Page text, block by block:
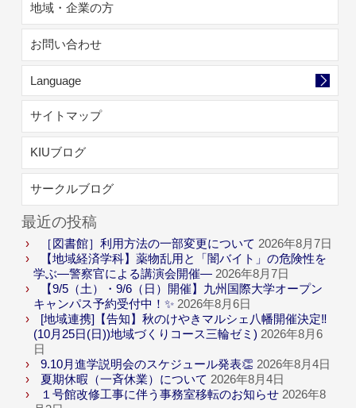
地域・企業の方
お問い合わせ
Language
サイトマップ
KIUブログ
サークルブログ
最近の投稿
［図書館］利用方法の一部変更について 2026年8月7日
【地域経済学科】薬物乱用と「闇バイト」の危険性を
学ぶ―警察官による講演会開催― 2026年8月7日
【9/5（土）・9/6（日）開催】九州国際大学オープン
キャンパス予約受付中！✨ 2026年8月6日
[地域連携]【告知】秋のけやきマルシェ八幡開催決定‼
(10月25日(日))地域づくりコース三輪ゼミ) 2026年8月6
日
9.10月進学説明会のスケジュール発表👏 2026年8月4日
夏期休暇（一斉休業）について 2026年8月4日
１号館改修工事に伴う事務室移転のお知らせ 2026年8